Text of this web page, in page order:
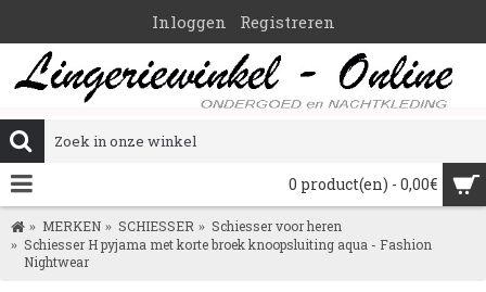
Inloggen Registreren
0 product(en) - 0,00€
MERKEN SCHIESSER
Schiesser voor heren
Schiesser H pyjama met korte broek knoopsluiting aqua - Fashion
Nightwear